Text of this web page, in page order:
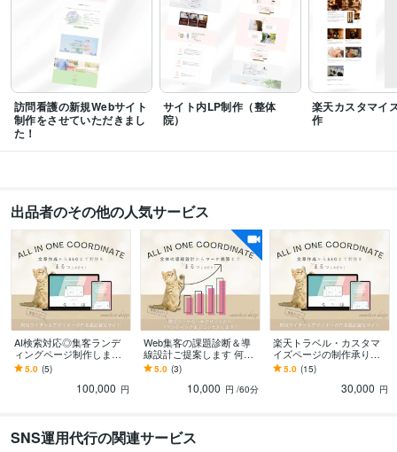
Google Analytics:8年
Google Search Console:8年
PageSpeed Insights:5年
ChatGPT:2年DALL-E:1年Adobe Photoshop:12年
Lightroom:3年Adobe Illustrator:3年Canva:3年 Figma:1年 Adobe XD:3年
訪問看護の新規Webサイト
制作をさせていただきまし
た！
サイト内LP制作（整体
院）
楽天カスタマイ
作
出品者のその他の人気サービス
AI検索対応◎集客ランデ
ィングページ制作します
SEO×AI検索対策×刺さる
文章でLPの問い合わせUP
5.0 (5)
100,000 円
Web集客の課題診断＆導
線設計ご提案します 何か
らやるべき？最適なブラ
ンディング施策と優先順
位を明確に
5.0 (3)
10,000 円 /60分
楽天トラベル・カスタマ
イズページの制作承りま
す 制作実績100ページ超×
元ホテルマーケで「選ば
5.0 (15)
30,000 円
SNS運用代行の関連サービス